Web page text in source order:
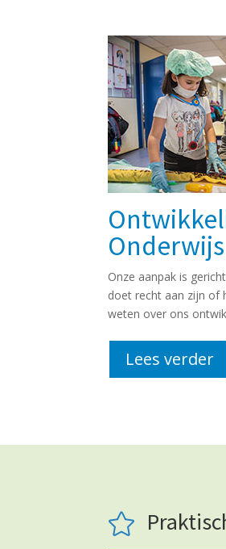
Onderwijs
Onze aanpak is
doet recht aan zijn of
weten over ons
Lees verder
